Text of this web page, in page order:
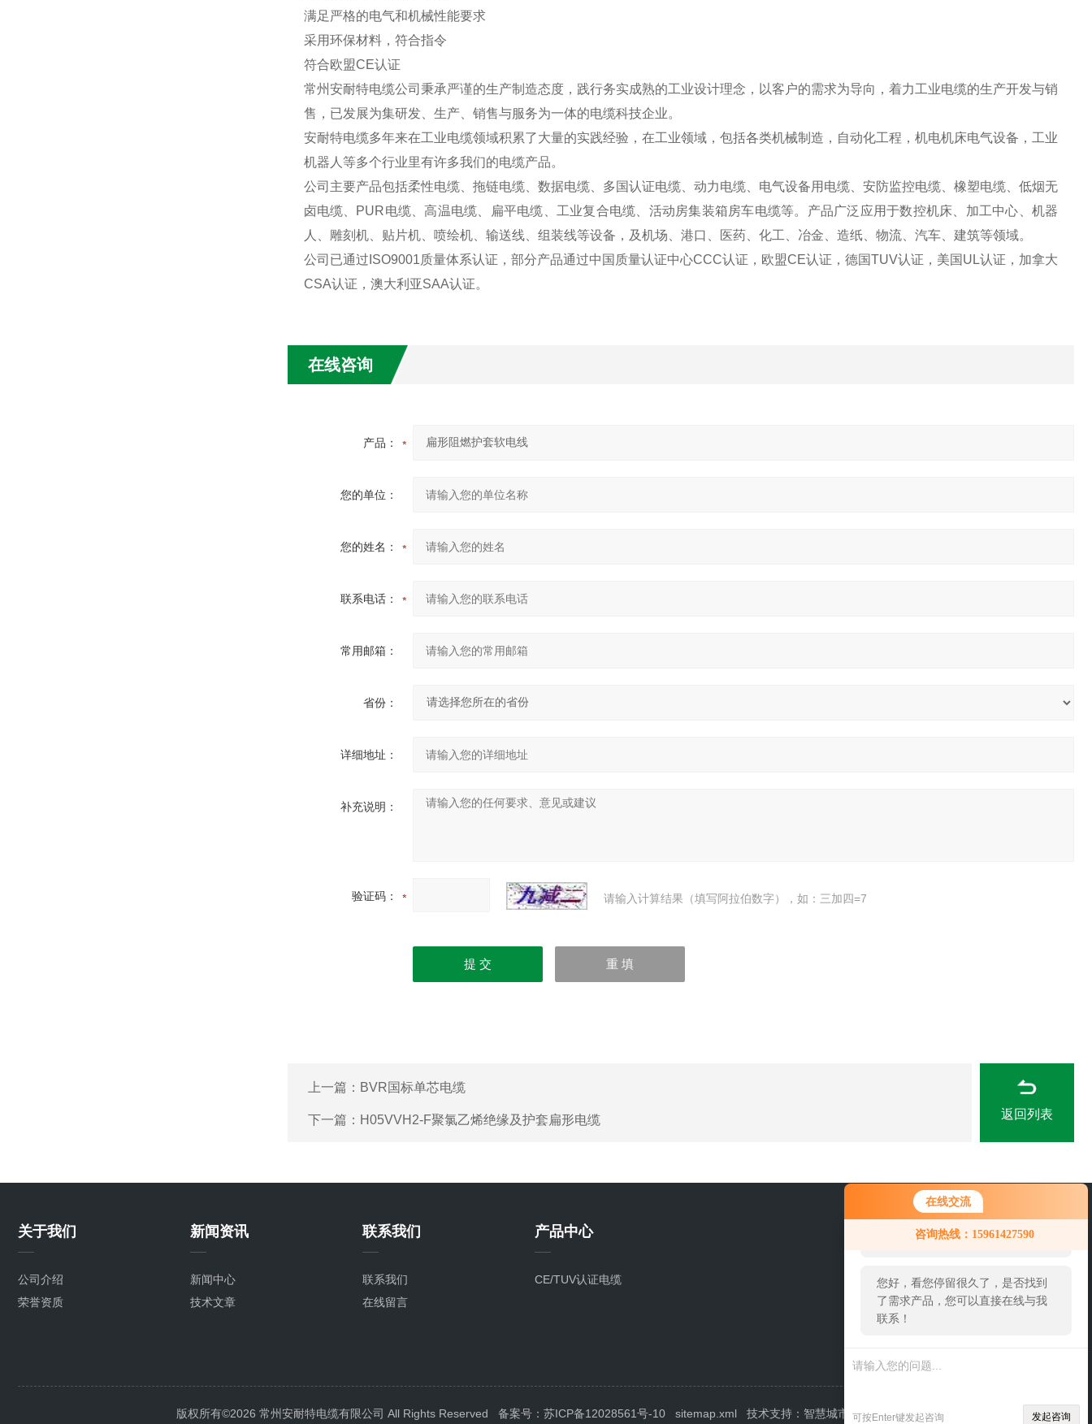
在线交流
咨询热线：15961427590
您好！欢迎前来咨询，很高兴为您
服务，请问您要咨询什么问题呢？
您好，看您停留很久了，是否找到
了需求产品，您可以直接在线与我
联系！
可按Enter键发起咨询 发起咨询
满足严格的电气和机械性能要求
采用环保材料，符合指令
符合欧盟CE认证
常州安耐特电缆公司秉承严谨的生产制造态度，践行务实成熟的工业设计理念，以客户的需求为导向，着力工业电缆的生产开发与销
售，已发展为集研发、生产、销售与服务为一体的电缆科技企业。
安耐特电缆多年来在工业电缆领域积累了大量的实践经验，在工业领域，包括各类机械制造，自动化工程，机电机床电气设备，工业
机器人等多个行业里有许多我们的电缆产品。
公司主要产品包括柔性电缆、拖链电缆、数据电缆、多国认证电缆、动力电缆、电气设备用电缆、安防监控电缆、橡塑电缆、低烟无
卤电缆、PUR电缆、高温电缆、扁平电缆、工业复合电缆、活动房集装箱房车电缆等。产品广泛应用于数控机床、加工中心、机器
人、雕刻机、贴片机、喷绘机、输送线、组装线等设备，及机场、港口、医药、化工、冶金、造纸、物流、汽车、建筑等领域。
公司已通过ISO9001质量体系认证，部分产品通过中国质量认证中心CCC认证，欧盟CE认证，德国TUV认证，美国UL认证，加拿大
CSA认证，澳大利亚SAA认证。
在线咨询
产品：
您的单位：
您的姓名：
联系电话：
常用邮箱：
省份：
详细地址：
补充说明：
验证码： 请输入计算结果（填写阿拉伯数字），如：三加四=7
上一篇： BVR国标单芯电缆
下一篇： H05VVH2-F聚氯乙烯绝缘及护套扁形电缆 返回列表
关于我们
公司介绍
荣誉资质
新闻资讯
新闻中心
技术文章
联系我们
联系我们
在线留言
产品中心
CE/TUV认证电缆
0519-86922571
版权所有©2026 常州安耐特电缆有限公司 All Rights Reserved 备案号：苏ICP备12028561号-10 sitemap.xml 技术支持： 智慧城市网 管理登陆